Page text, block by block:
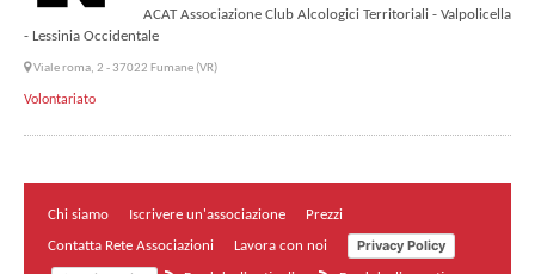
ACAT Associazione Club Alcologici Territoriali - Valpolicella
- Lessinia Occidentale
Viale roma, 2 - 37022 Fumane (VR)
Volontariato
Chi siamo Iscrivere un'associazione
Prezzi
Contatta Rete Associazioni
Lavora con noi
Privacy Policy